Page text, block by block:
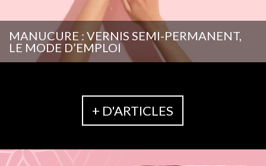
MANUCURE : VERNIS SEMI-PERMANENT,
LE MODE D’EMPLOI
+ D'ARTICLES